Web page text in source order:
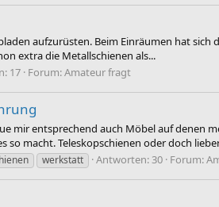
aufzurüsten. Beim Einräumen hat
extra die Metallschienen als...
17 Forum:Amateur fragt
entsprechend auch Möbel auf denen
so macht. Teleskopschienen oder doch
werkstatt Antworten: 30 Forum: